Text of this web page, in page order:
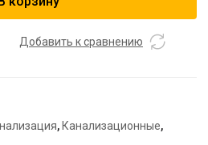
Добавить к сравнению
, Канализационные,